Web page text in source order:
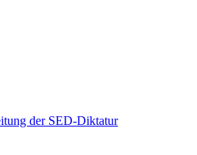
der SED-Diktatur